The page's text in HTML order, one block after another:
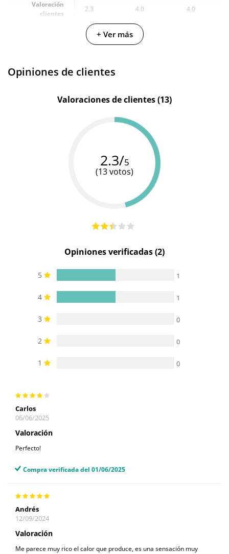
Valoración
clientes
2.3 4.0 4.0
Intoyou Diversual
Longitud
Longitud total 27 cm -
Cargador
-
+ Ver más
Opiniones de clientes
Valoraciones de clientes (13)
2.3/5
(13 votos)
Opiniones verificadas (2)
5 1
4 1
3 0
2 0
1 0
Carlos
06/06/2025
Valoración
Perfecto!
Compra verificada del 01/06/2025
Andrés
12/09/2024
Valoración
Me parece muy rico el calor que produce, es una sensación muy